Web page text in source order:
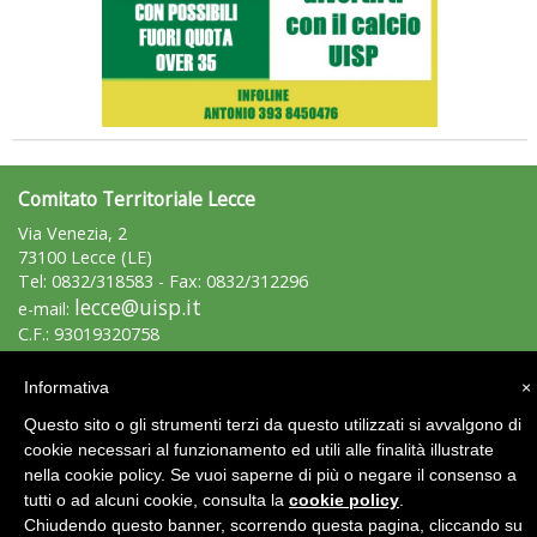
Tiziano Pesce a Radio InBlu2000 traccia il bilancio della stagione
Ddl Lobby, Uisp: “Il Parlamento valorizzi le nostre specificità"
Comitato Territoriale Lecce
Via Venezia, 2
73100 Lecce (LE)
Tel: 0832/318583 - Fax: 0832/312296
e-mail: lecce@uisp.it
C.F.: 93019320758
P.Iva: 02592760751
Area Riservata 2.0
×
Informativa
Questo sito o gli strumenti terzi da questo utilizzati si avvalgono di
cookie necessari al funzionamento ed utili alle finalità illustrate
nella cookie policy. Se vuoi saperne di più o negare il consenso a
tutti o ad alcuni cookie, consulta la cookie policy
Chiudendo questo banner, scorrendo questa pagina, cliccando su